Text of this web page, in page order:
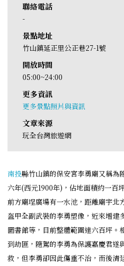
聯絡電話
-
景點地址
竹山鎮延正里公正巷27-1號
開放時間
05:00~24:00
更多資訊
更多景點照片與資訊
文章來源
玩全台灣旅遊網
南投縣竹山鎮的保安宮李勇廟又稱為
六年(西元1900年)，佔地面積約一百
前方廟埕廣場有一水池，距離廟宇北
盔甲全副武裝的李勇塑像，近來增建
圖書館等，目前整體範圍達六百坪。
到劫匪，隨駕的李勇為保護嘉慶君遂
救，但李勇卻因此傷重不治，而後清